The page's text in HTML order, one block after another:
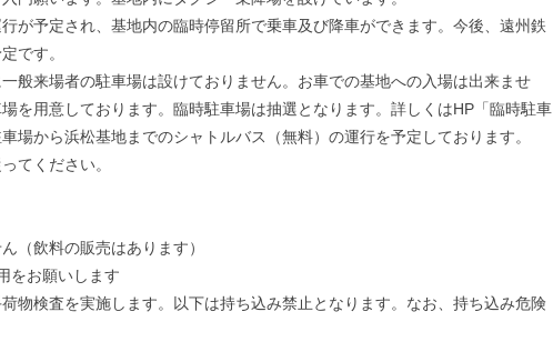
が予定され、基地内の臨時停留所で乗車及び降車ができます。今後、遠州鉄
です。
般来場者の駐車場は設けておりません。お車での基地への入場は出来ませ
を用意しております。臨時駐車場は抽選となります。詳しくはHP「臨時駐車
場から浜松基地までのシャトルバス（無料）の運行を予定しております。
てください。
（飲料の販売はあります）
をお願いします
物検査を実施します。以下は持ち込み禁止となります。なお、持ち込み危険